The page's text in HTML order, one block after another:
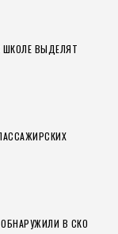
ШКОЛЕ ВЫДЕЛЯТ
В СКО